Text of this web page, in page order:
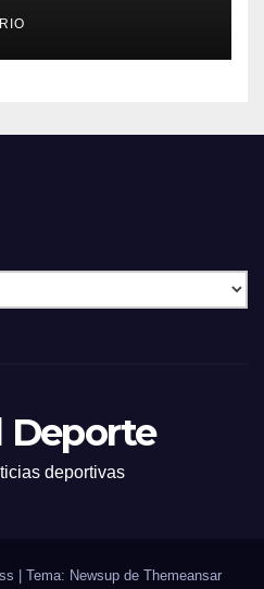
Deporte
deportivas
Tema: Newsup de Themeansar